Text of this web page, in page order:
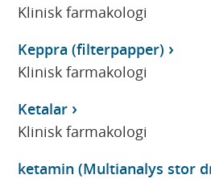
Klinisk farmakologi
Keppra (filterpapper)
Klinisk farmakologi
Ketalar
Klinisk farmakologi
ketamin (Multianalys stor